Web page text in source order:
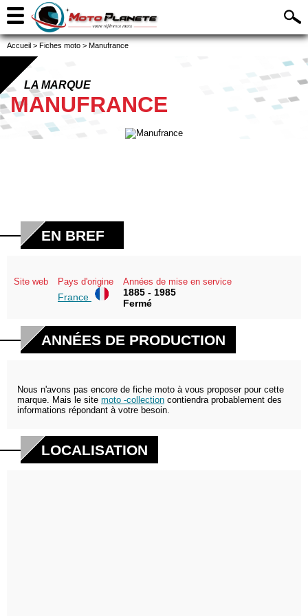
Accueil > Fiches moto > Manufrance
LA MARQUE
MANUFRANCE
EN BREF
Site web Pays d'origine
France
Années de mise en service
1885 - 1985
Fermé
ANNÉES DE PRODUCTION
Nous n'avons pas encore de fiche moto à vous proposer pour cette
marque. Mais le site moto -collection contiendra probablement des
informations répondant à votre besoin.
LOCALISATION